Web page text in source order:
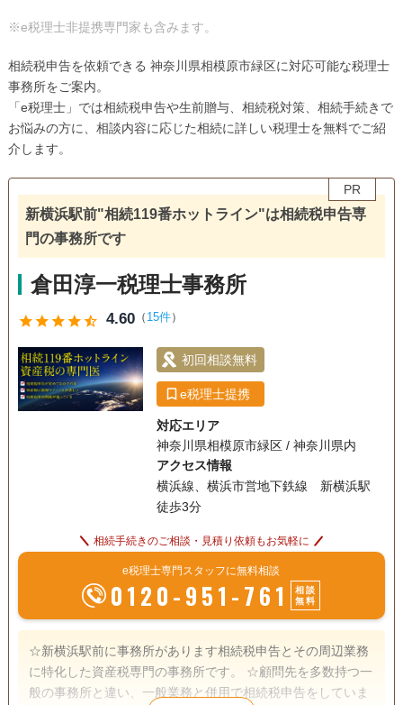
横浜市緑区（8）
横浜市南区（6）
※e税理士非提携専門家も含みます。
相続税申告を依頼できる 神奈川県相模原市緑区に対応可能な税理士
事務所をご案内。
「e税理士」では相続税申告や生前贈与、相続税対策、相続手続きで
お悩みの方に、相談内容に応じた相続に詳しい税理士を無料でご紹
介します。
PR
新横浜駅前"相続119番ホットライン"は相続税申告専
門の事務所です
倉田淳一税理士事務所
starstarstarstarstar_half 4.60（ 15件）
初回相談無料
e税理士提携
対応エリア
神奈川県相模原市緑区 / 神奈川県内
アクセス情報
横浜線、横浜市営地下鉄線 新横浜駅
徒歩3分
相続手続きのご相談・見積り依頼もお気軽に
e税理士専門スタッフに無料相談
0120-951-761
相談
無料
☆新横浜駅前に事務所があります相続税申告とその周辺業務
に特化した資産税専門の事務所です。 ☆顧問先を多数持つ一
般の事務所と違い、一般業務と併用で相続税申告をしていま